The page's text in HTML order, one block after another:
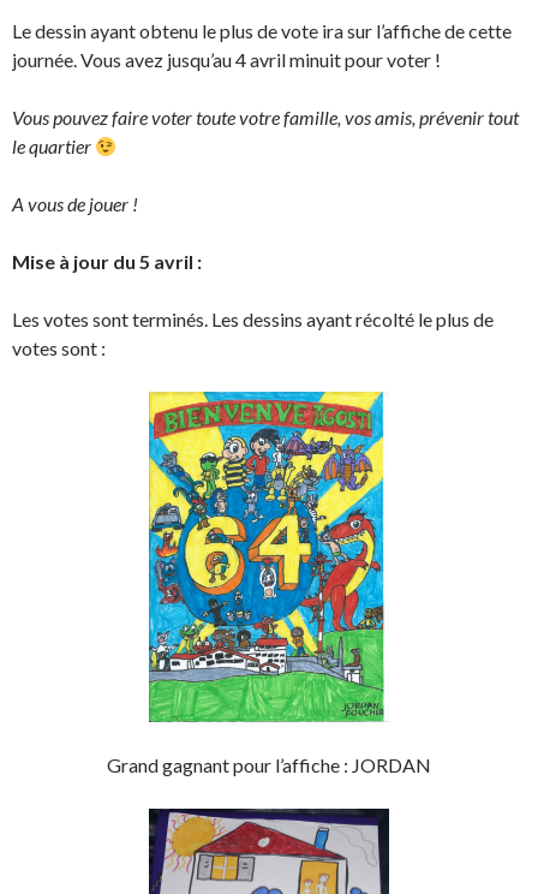
Le dessin ayant obtenu le plus de vote ira sur l’affiche de cette
journée. Vous avez jusqu’au 4 avril minuit pour voter !
Vous pouvez faire voter toute votre famille, vos amis, prévenir tout
le quartier
A vous de jouer !
Mise à jour du 5 avril :
Les votes sont terminés. Les dessins ayant récolté le plus de
votes sont :
Grand gagnant pour l’affiche : JORDAN